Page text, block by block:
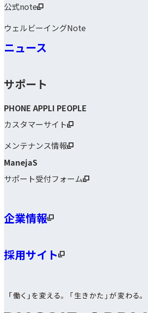
公式note
ウェルビーイングNote
ニュース
サポート
PHONE APPLI PEOPLE
カスタマーサイト
メンテナンス情報
ManejaS
サポート受付フォーム
企業情報
採用サイト